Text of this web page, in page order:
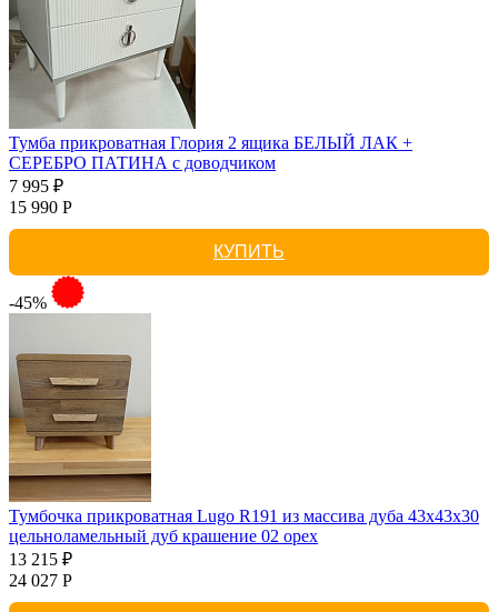
Тумба прикроватная Глория 2 ящика БЕЛЫЙ ЛАК +
СЕРЕБРО ПАТИНА с доводчиком
7 995 ₽
15 990 Р
КУПИТЬ
-45%
Тумбочка прикроватная Lugo R191 из массива дуба 43х43х30
цельноламельный дуб крашение 02 орех
13 215 ₽
24 027 Р